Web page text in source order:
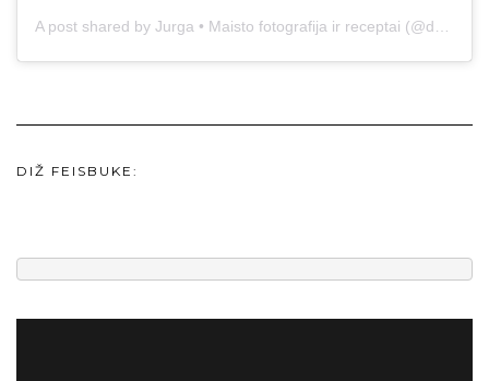
DIŽ FEISBUKE: